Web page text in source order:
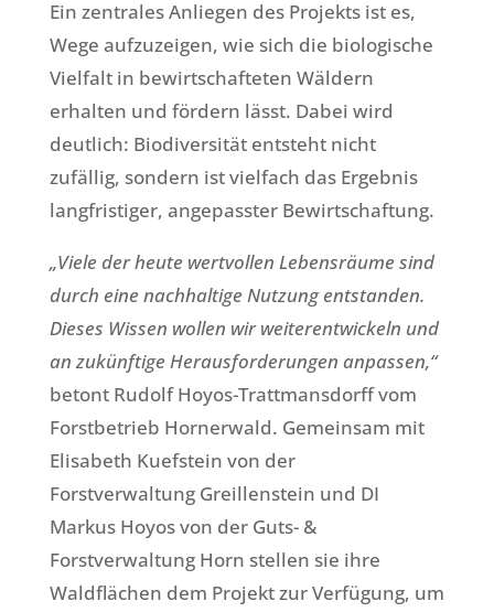
Ein zentrales Anliegen des Projekts ist es,
Wege aufzuzeigen, wie sich die biologische
Vielfalt in bewirtschafteten Wäldern
erhalten und fördern lässt. Dabei wird
deutlich: Biodiversität entsteht nicht
zufällig, sondern ist vielfach das Ergebnis
langfristiger, angepasster Bewirtschaftung.
„Viele der heute wertvollen Lebensräume sind
durch eine nachhaltige Nutzung entstanden.
Dieses Wissen wollen wir weiterentwickeln und
an zukünftige Herausforderungen anpassen,“
betont Rudolf Hoyos-Trattmansdorff vom
Forstbetrieb Hornerwald. Gemeinsam mit
Elisabeth Kuefstein von der
Forstverwaltung Greillenstein und DI
Markus Hoyos von der Guts- &
Forstverwaltung Horn stellen sie ihre
Waldflächen dem Projekt zur Verfügung, um